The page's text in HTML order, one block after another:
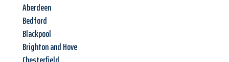
Aberdeen
Bedford
Blackpool
Brighton and Hove